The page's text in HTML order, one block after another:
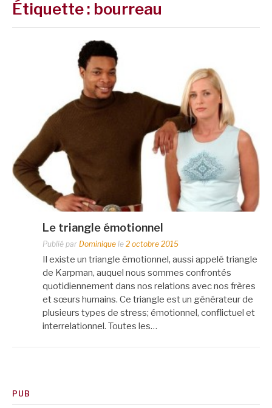
Étiquette : bourreau
Le triangle émotionnel
Publié par Dominique le 2 octobre 2015
Il existe un triangle émotionnel, aussi appelé triangle
de Karpman, auquel nous sommes confrontés
quotidiennement dans nos relations avec nos frères
et sœurs humains. Ce triangle est un générateur de
plusieurs types de stress; émotionnel, conflictuel et
interrelationnel. Toutes les…
PUB